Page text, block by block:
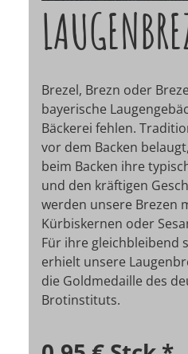
Brezel, Brezn oder
bayerische
Bäckerei fehlen.
vor dem Backen
beim Backen ihre
und den kräftigen
werden unsere Brezen
Kürbiskernen oder
Für ihre gleichbleibend
erhielt unsere
die Goldmedaille des
Brotinstituts.